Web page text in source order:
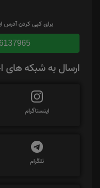
برای کپی کردن آدرس
ارسال به شبکه های
اینستاگرام
تلگرام